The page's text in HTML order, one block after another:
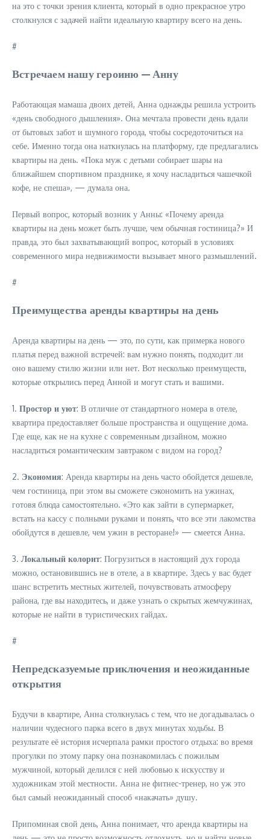
на это с точки зрения клиента, который в одно прекрасное утро
столкнулся с задачей найти идеальную квартиру всего на день.
#
Встречаем нашу героиню — Анну
Работающая мамаша двоих детей, Анна однажды решила устроить
«день свободного дышления». Она мечтала провести день вдали
от бытовых забот и шумного города, чтобы сосредоточиться на
себе. Именно тогда она наткнулась на платформу, где предлагались
квартиры на день. «Пока муж с детьми собирает шары на
ближайшем спортивном празднике, я хочу насладиться чашечкой
кофе, не спеша», — думала она.
Первый вопрос, который возник у Анны: «Почему аренда
квартиры на день может быть лучше, чем обычная гостиница?» И
правда, это был захватывающий вопрос, который в условиях
современного мира недвижимости вызывает много размышлений.
#
Преимущества аренды квартиры на день
Аренда квартиры на день — это, по сути, как примерка нового
платья перед важной встречей: вам нужно понять, подходит ли
оно вашему стилю жизни или нет. Вот несколько преимуществ,
которые открылись перед Анной и могут стать и вашими.
1. Простор и уют: В отличие от стандартного номера в отеле,
квартира предоставляет больше пространства и ощущение дома.
Где еще, как не на кухне с современным дизайном, можно
насладиться романтическим завтраком с видом на город?
2. Экономия: Аренда квартиры на день часто обойдется дешевле,
чем гостиница, при этом вы сможете сэкономить на ужинах,
готовя блюда самостоятельно. «Это как зайти в супермаркет,
встать на кассу с полными руками и понять, что все эти лакомства
обойдутся в дешевле, чем ужин в ресторане!» — смеется Анна.
3. Локальный колорит: Погрузиться в настоящий дух города
можно, остановившись не в отеле, а в квартире. Здесь у вас будет
шанс встретить местных жителей, почувствовать атмосферу
района, где вы находитесь, и даже узнать о скрытых жемчужинах,
которые не найти в туристических гайдах.
#
Непредсказуемые приключения и неожиданные
открытия
Будучи в квартире, Анна столкнулась с тем, что не догадывалась о
наличии чудесного парка всего в двух минутах ходьбы. В
результате её история исчерпала рамки простого отдыха: во время
прогулки по этому парку она познакомилась с пожилым
мужчиной, который делился с ней любовью к искусству и
художникам этой местности. Анна не фитнес-тренер, но уж это
был самый неожиданный способ «накачать» душу.
Припоминая свой день, Анна понимает, что аренда квартиры на